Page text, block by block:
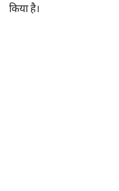
किया है।